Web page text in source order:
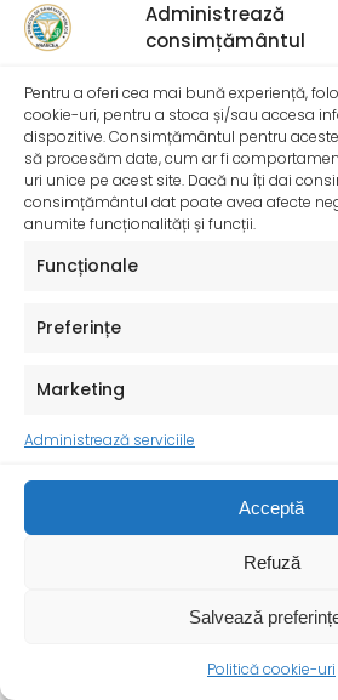
Administrează
consimțământul
Pentru a oferi cea mai bună experiență,
cookie-uri, pentru a stoca și/sau accesa
dispozitive. Consimțământul pentru
să procesăm date, cum ar fi
uri unice pe acest site. Dacă nu îți dai
consimțământul dat poate avea afecte
anumite funcționalități și funcții.
Funcționale
Preferințe
Marketing
Administrează serviciile
Acceptă
Refuză
Salvează
Politică cookie-uri
InfoMama – Ghidul mamei pe
De peste 35 de ani,